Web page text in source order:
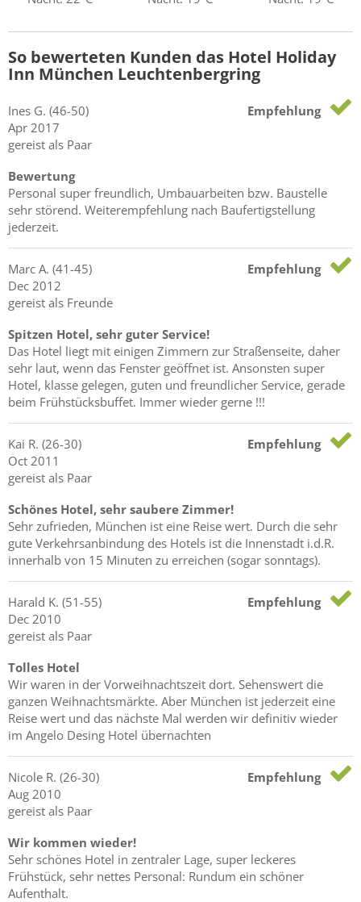
So bewerteten Kunden das Hotel Holiday
Inn München Leuchtenbergring
Ines G. (46-50)
Apr 2017
gereist als Paar
Empfehlung
Bewertung
Personal super freundlich, Umbauarbeiten bzw. Baustelle
sehr störend. Weiterempfehlung nach Baufertigstellung
jederzeit.
Marc A. (41-45)
Dec 2012
gereist als Freunde
Empfehlung
Spitzen Hotel, sehr guter Service!
Das Hotel liegt mit einigen Zimmern zur Straßenseite, daher
sehr laut, wenn das Fenster geöffnet ist. Ansonsten super
Hotel, klasse gelegen, guten und freundlicher Service, gerade
beim Frühstücksbuffet. Immer wieder gerne !!!
Kai R. (26-30)
Oct 2011
gereist als Paar
Empfehlung
Schönes Hotel, sehr saubere Zimmer!
Sehr zufrieden, München ist eine Reise wert. Durch die sehr
gute Verkehrsanbindung des Hotels ist die Innenstadt i.d.R.
innerhalb von 15 Minuten zu erreichen (sogar sonntags).
Harald K. (51-55)
Dec 2010
gereist als Paar
Empfehlung
Tolles Hotel
Wir waren in der Vorweihnachtszeit dort. Sehenswert die
ganzen Weihnachtsmärkte. Aber München ist jederzeit eine
Reise wert und das nächste Mal werden wir definitiv wieder
im Angelo Desing Hotel übernachten
Nicole R. (26-30)
Aug 2010
gereist als Paar
Empfehlung
Wir kommen wieder!
Sehr schönes Hotel in zentraler Lage, super leckeres
Frühstück, sehr nettes Personal: Rundum ein schöner
Aufenthalt.